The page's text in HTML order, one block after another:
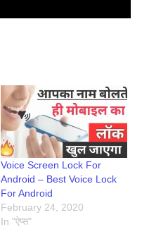
Voice Screen Lock For
Android – Best Voice Lock
For Android
February 24, 2020
In "ऐप्स"